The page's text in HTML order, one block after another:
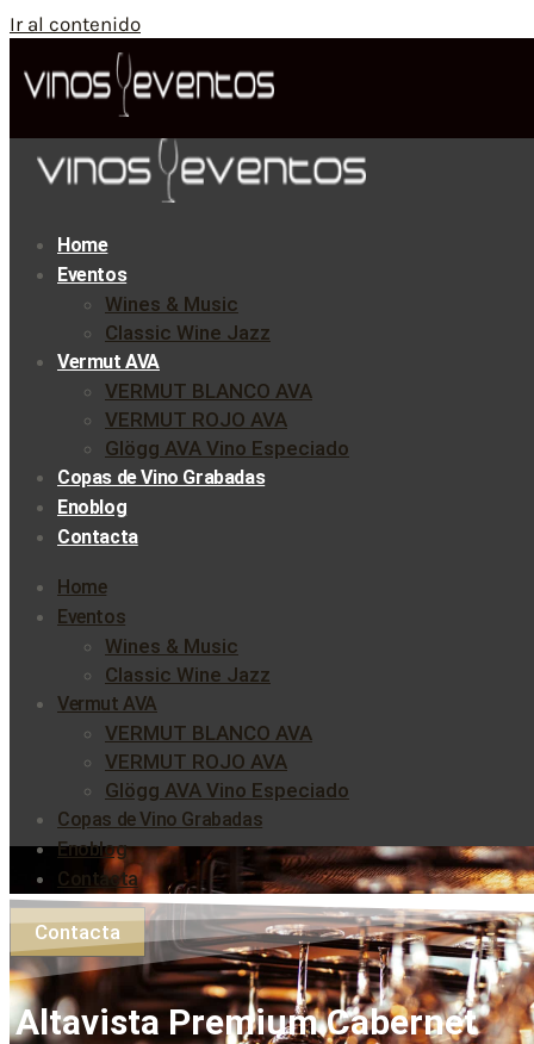
Ir al contenido
Home
Eventos
Wines & Music
Classic Wine Jazz
Vermut AVA
VERMUT BLANCO AVA
VERMUT ROJO AVA
Glögg AVA Vino Especiado
Copas de Vino Grabadas
Enoblog
Contacta
Home
Eventos
Wines & Music
Classic Wine Jazz
Vermut AVA
VERMUT BLANCO AVA
VERMUT ROJO AVA
Glögg AVA Vino Especiado
Copas de Vino Grabadas
Enoblog
Contacta
Contacta
Altavista Premium Cabernet